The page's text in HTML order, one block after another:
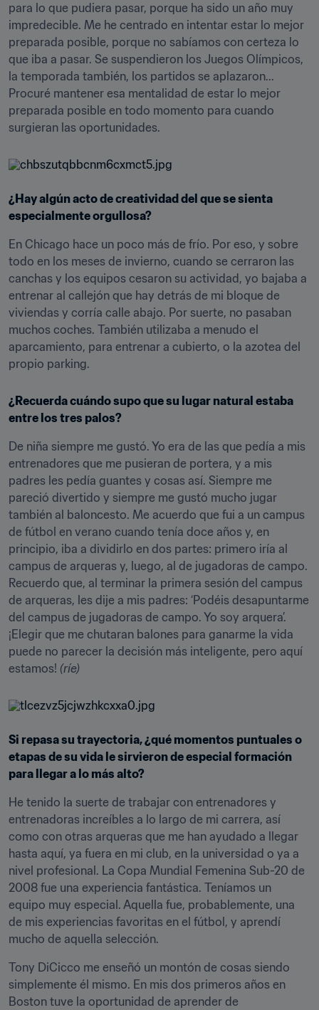
para lo que pudiera pasar, porque ha sido un año muy
impredecible. Me he centrado en intentar estar lo mejor
preparada posible, porque no sabíamos con certeza lo
que iba a pasar. Se suspendieron los Juegos Olímpicos,
la temporada también, los partidos se aplazaron...
Procuré mantener esa mentalidad de estar lo mejor
preparada posible en todo momento para cuando
surgieran las oportunidades.
¿Hay algún acto de creatividad del que se sienta
especialmente orgullosa?
En Chicago hace un poco más de frío. Por eso, y sobre
todo en los meses de invierno, cuando se cerraron las
canchas y los equipos cesaron su actividad, yo bajaba a
entrenar al callejón que hay detrás de mi bloque de
viviendas y corría calle abajo. Por suerte, no pasaban
muchos coches. También utilizaba a menudo el
aparcamiento, para entrenar a cubierto, o la azotea del
propio parking.
¿Recuerda cuándo supo que su lugar natural estaba
entre los tres palos?
De niña siempre me gustó. Yo era de las que pedía a mis
entrenadores que me pusieran de portera, y a mis
padres les pedía guantes y cosas así. Siempre me
pareció divertido y siempre me gustó mucho jugar
también al baloncesto. Me acuerdo que fui a un campus
de fútbol en verano cuando tenía doce años y, en
principio, iba a dividirlo en dos partes: primero iría al
campus de arqueras y, luego, al de jugadoras de campo.
Recuerdo que, al terminar la primera sesión del campus
de arqueras, les dije a mis padres: ‘Podéis desapuntarme
del campus de jugadoras de campo. Yo soy arquera’.
¡Elegir que me chutaran balones para ganarme la vida
puede no parecer la decisión más inteligente, pero aquí
estamos! (ríe)
Si repasa su trayectoria, ¿qué momentos puntuales o
etapas de su vida le sirvieron de especial formación
para llegar a lo más alto?
He tenido la suerte de trabajar con entrenadores y
entrenadoras increíbles a lo largo de mi carrera, así
como con otras arqueras que me han ayudado a llegar
hasta aquí, ya fuera en mi club, en la universidad o ya a
nivel profesional. La Copa Mundial Femenina Sub-20 de
2008 fue una experiencia fantástica. Teníamos un
equipo muy especial. Aquella fue, probablemente, una
de mis experiencias favoritas en el fútbol, y aprendí
mucho de aquella selección.
Tony DiCicco me enseñó un montón de cosas siendo
simplemente él mismo. En mis dos primeros años en
Boston tuve la oportunidad de aprender de